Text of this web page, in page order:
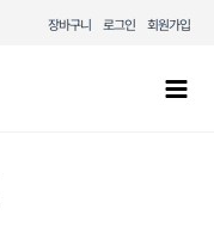
장바구니 로그인 회원가입